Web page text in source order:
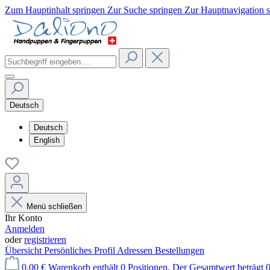
Zum Hauptinhalt springen Zur Suche springen Zur Hauptnavigation
Deutsch
Deutsch
English
Menü schließen
Ihr Konto
Anmelden
oderregistrieren
Übersicht Persönliches Profil Adressen Bestellungen
0,00 € Warenkorb enthält 0 Positionen. Der Gesamtwert beträgt